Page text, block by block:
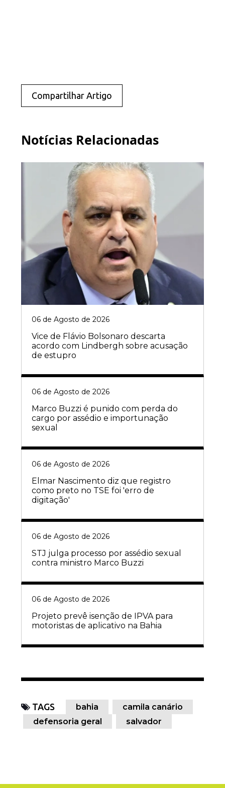
Compartilhar Artigo
Notícias Relacionadas
06 de Agosto de 2026
Vice de Flávio Bolsonaro descarta
acordo com Lindbergh sobre acusação
de estupro
06 de Agosto de 2026
Marco Buzzi é punido com perda do
cargo por assédio e importunação
sexual
06 de Agosto de 2026
Elmar Nascimento diz que registro
como preto no TSE foi 'erro de
digitação'
06 de Agosto de 2026
STJ julga processo por assédio sexual
contra ministro Marco Buzzi
06 de Agosto de 2026
Projeto prevê isenção de IPVA para
motoristas de aplicativo na Bahia
TAGS bahia
camila canário
defensoria geral
salvador